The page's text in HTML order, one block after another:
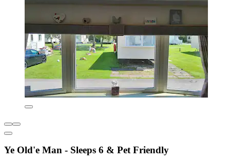
Ye Old'e Man - Sleeps 6 & Pet Friendly